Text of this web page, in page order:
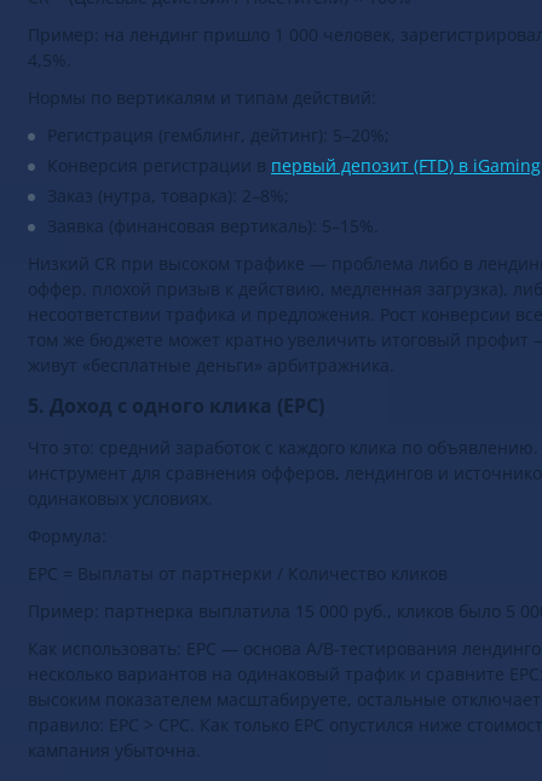
CR = (Целевые действия / Посетители) × 100%
Пример: на лендинг пришло 1 000 человек,
Нормы по вертикалям и типам действий:
Регистрация (гемблинг, дейтинг): 5–20%;
Конверсия регистрации в
первый депозит (FTD) в
Заказ (нутра, товарка): 2–8%;
Заявка (финансовая вертикаль): 5–15%.
Низкий CR при высоком трафике — проблема либо в
оффер, плохой призыв к действию, медленная загрузка),
несоответствии трафика и предложения. Рост конверсии
том же бюджете может кратно увеличить итоговый профит
живут «бесплатные деньги» арбитражника.
5. Доход с одного клика (EPC)
Что это: средний заработок с каждого клика по
инструмент для сравнения офферов, лендингов и
одинаковых условиях.
Формула:
EPC = Выплаты от партнерки / Количество кликов
Пример: партнерка выплатила 15 000 руб., кликов было 5
Как использовать: EPC — основа A/B-тестирования
несколько вариантов на одинаковый трафик и сравните
высоким показателем масштабируете, остальные
правило: EPC > CPC. Как только EPC опустился ниже
кампания убыточна.